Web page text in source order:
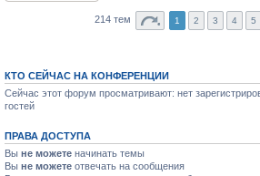
214 тем 1 2 3 4 5
КТО СЕЙЧАС НА КОНФЕРЕНЦИИ
Сейчас этот форум просматривают: нет
гостей
ПРАВА ДОСТУПА
Вы не можете начинать темы
Вы не можете отвечать на сообщения